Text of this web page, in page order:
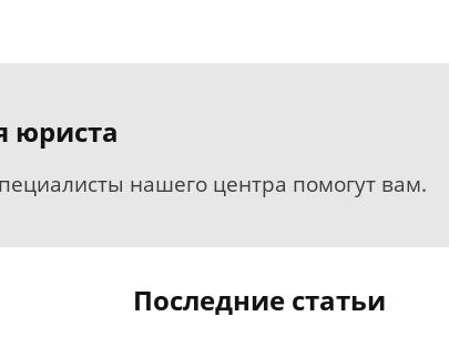
юриста
нашего центра помогут вам.
Последние статьи